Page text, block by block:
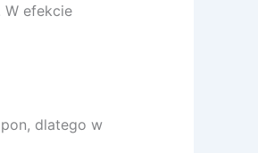
W efekcie
dlatego w